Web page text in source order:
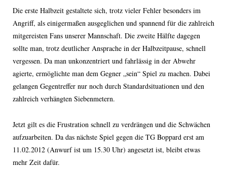
Die erste Halbzeit gestaltete sich, trotz vieler Fehler besonders im
Angriff, als einigermaßen ausgeglichen und spannend für die zahlreich
mitgereisten Fans unserer Mannschaft. Die zweite Hälfte dagegen
sollte man, trotz deutlicher Ansprache in der Halbzeitpause, schnell
vergessen. Da man unkonzentriert und fahrlässig in der Abwehr
agierte, ermöglichte man dem Gegner „sein“ Spiel zu machen. Dabei
gelangen Gegentreffer nur noch durch Standardsituationen und den
zahlreich verhängten Siebenmetern.
Jetzt gilt es die Frustration schnell zu verdrängen und die Schwächen
aufzuarbeiten. Da das nächste Spiel gegen die TG Boppard erst am
11.02.2012 (Anwurf ist um 15.30 Uhr) angesetzt ist, bleibt etwas
mehr Zeit dafür.